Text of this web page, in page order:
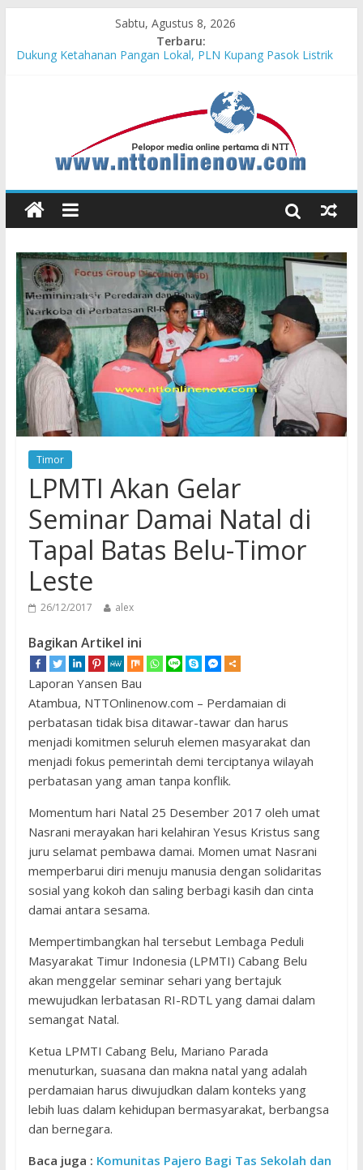
Sabtu, Agustus 8, 2026
Terbaru:
Dukung Ketahanan Pangan Lokal, PLN Kupang Pasok Listrik
Komisaris Independen Pertamina Patra Niaga Terpikat Produk
UMKM Mitra Binaan dengan Sentuhan Kemanusiaan dan
Keberlanjutan
Honda DBL 2026 East Java – North Resmi Bergulir, MPM
Generasi Muda
Teras Bank Indonesia Hadir di Belu, Bupati Willy : Terima Kasih
Astra Honda Siap Lanjutkan Performa Positif di ARRC
Mandalika 2026
Timor
LPMTI Akan Gelar
Seminar Damai Natal di
Tapal Batas Belu-Timor
Leste
26/12/2017 alex
Bagikan Artikel ini
Laporan Yansen Bau
Atambua, NTTOnlinenow.com – Perdamaian di
perbatasan tidak bisa ditawar-tawar dan harus
menjadi komitmen seluruh elemen masyarakat dan
menjadi fokus pemerintah demi terciptanya wilayah
perbatasan yang aman tanpa konflik.
Momentum hari Natal 25 Desember 2017 oleh umat
Nasrani merayakan hari kelahiran Yesus Kristus sang
juru selamat pembawa damai. Momen umat Nasrani
memperbarui diri menuju manusia dengan solidaritas
sosial yang kokoh dan saling berbagi kasih dan cinta
damai antara sesama.
Mempertimbangkan hal tersebut Lembaga Peduli
Masyarakat Timur Indonesia (LPMTI) Cabang Belu
akan menggelar seminar sehari yang bertajuk
mewujudkan lerbatasan RI-RDTL yang damai dalam
semangat Natal.
Ketua LPMTI Cabang Belu, Mariano Parada
menuturkan, suasana dan makna natal yang adalah
perdamaian harus diwujudkan dalam konteks yang
lebih luas dalam kehidupan bermasyarakat, berbangsa
dan bernegara.
Baca juga : Komunitas Pajero Bagi Tas Sekolah dan